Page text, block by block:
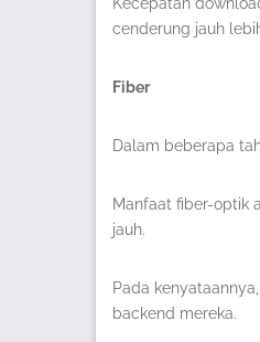
cenderung jauh
Fiber
Dalam beberapa
Manfaat fiber-optik
jauh.
Pada
backend mereka.